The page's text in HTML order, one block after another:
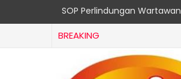
SOP Perlindungan Wartawan
BREAKING